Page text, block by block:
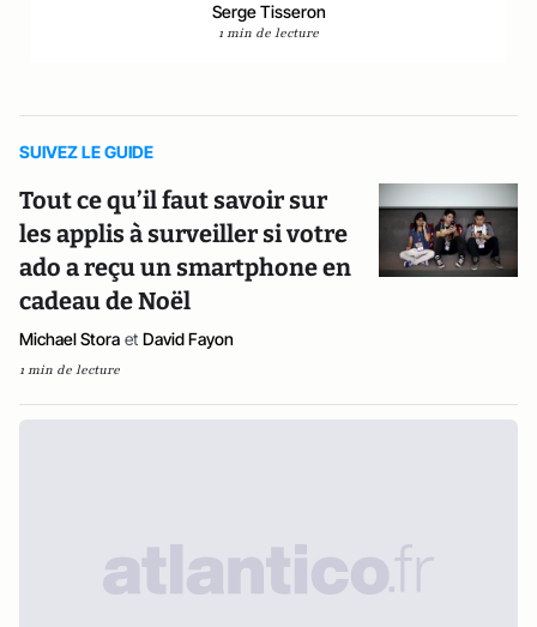
Serge Tisseron
1 min de lecture
SUIVEZ LE GUIDE
Tout ce qu’il faut savoir sur
les applis à surveiller si votre
ado a reçu un smartphone en
cadeau de Noël
Michael Stora et David Fayon
1 min de lecture